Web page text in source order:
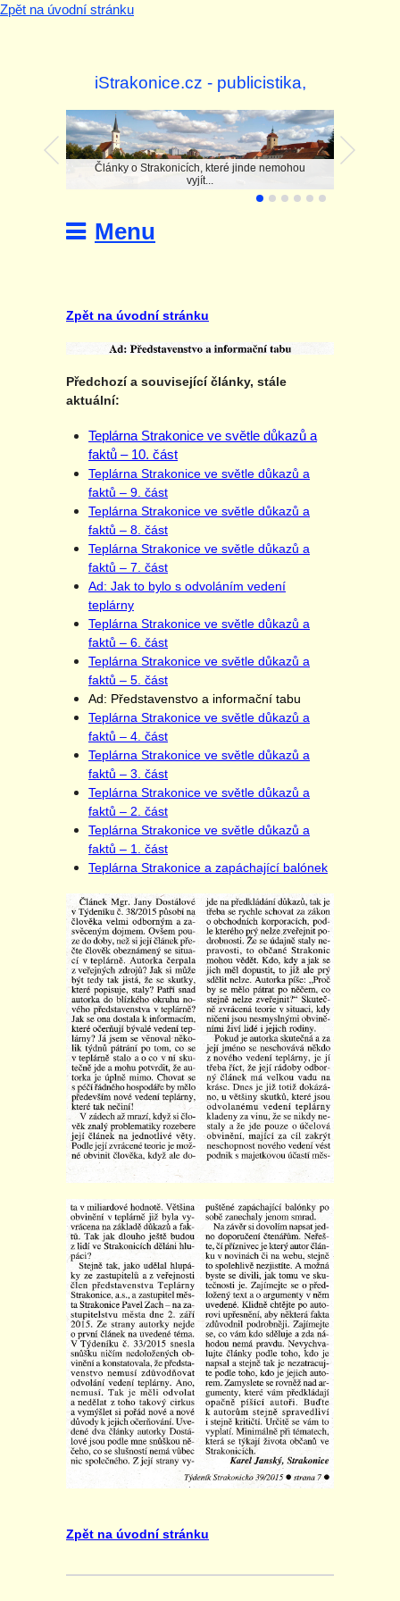
Zpět na úvodní stránku
iStrakonice.cz - publicistika,
investigace
Články o Strakonicích, které jinde nemohou
vyjít...
Menu
Zpět na úvodní stránku
Předchozí a související články, stále
aktuální:
Teplárna Strakonice ve světle důkazů a
faktů – 10. část
Teplárna Strakonice ve světle důkazů a
faktů – 9. část
Teplárna Strakonice ve světle důkazů a
faktů – 8. část
Teplárna Strakonice ve světle důkazů a
faktů – 7. část
Ad: Jak to bylo s odvoláním vedení
teplárny
Teplárna Strakonice ve světle důkazů a
faktů – 6. část
Teplárna Strakonice ve světle důkazů a
faktů – 5. část
Ad: Představenstvo a informační tabu
Teplárna Strakonice ve světle důkazů a
faktů – 4. část
Teplárna Strakonice ve světle důkazů a
faktů – 3. část
Teplárna Strakonice ve světle důkazů a
faktů – 2. část
Teplárna Strakonice ve světle důkazů a
faktů – 1. část
Teplárna Strakonice a zapáchající balónek
Zpět na úvodní stránku